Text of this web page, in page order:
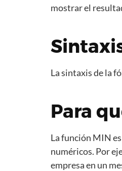
mostrar el
La sintaxis de la
Para
La función MIN
numéricos. Por
empresa en un